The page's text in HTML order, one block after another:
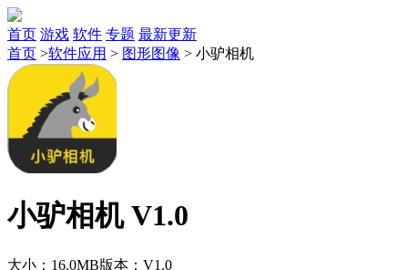
首页 游戏 软件 专题 最新更新
首页 >软件应用 > 图形图像 > 小驴相机
小驴相机 V1.0
大小：16.0MB版本：V1.0